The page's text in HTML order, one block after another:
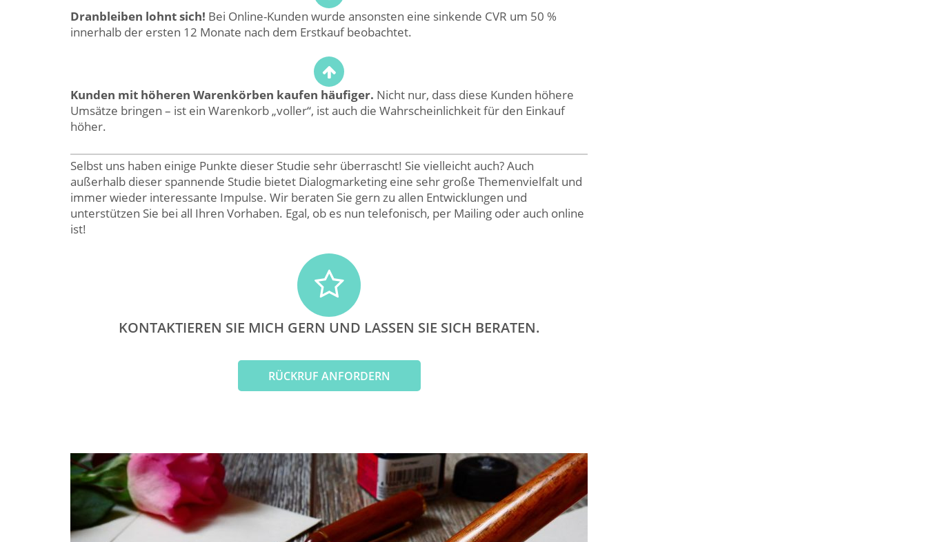
Dranbleiben lohnt sich! Bei Online-Kunden wurde ansonsten eine sinkende CVR um 50 %
innerhalb der ersten 12 Monate nach dem Erstkauf beobachtet.
Kunden mit höheren Warenkörben kaufen häufiger. Nicht nur, dass diese Kunden höhere
Umsätze bringen – ist ein Warenkorb „voller“, ist auch die Wahrscheinlichkeit für den Einkauf
höher.
Selbst uns haben einige Punkte dieser Studie sehr überrascht! Sie vielleicht auch? Auch
außerhalb dieser spannende Studie bietet Dialogmarketing eine sehr große Themenvielfalt und
immer wieder interessante Impulse. Wir beraten Sie gern zu allen Entwicklungen und
unterstützen Sie bei all Ihren Vorhaben. Egal, ob es nun telefonisch, per Mailing oder auch online
ist!
KONTAKTIEREN SIE MICH GERN UND LASSEN SIE SICH BERATEN.
RÜCKRUF ANFORDERN